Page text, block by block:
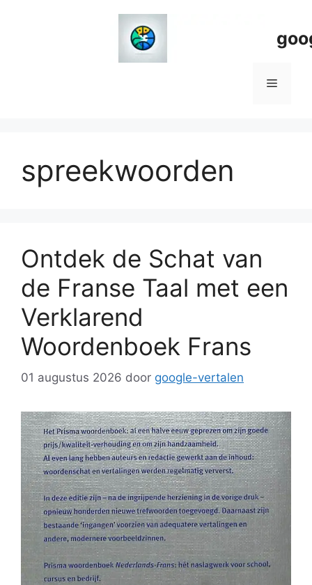
Menu
spreekwoorden
Ontdek de Schat van
de Franse Taal met een
Verklarend
Woordenboek Frans
01 augustus 2026 door google-vertalen